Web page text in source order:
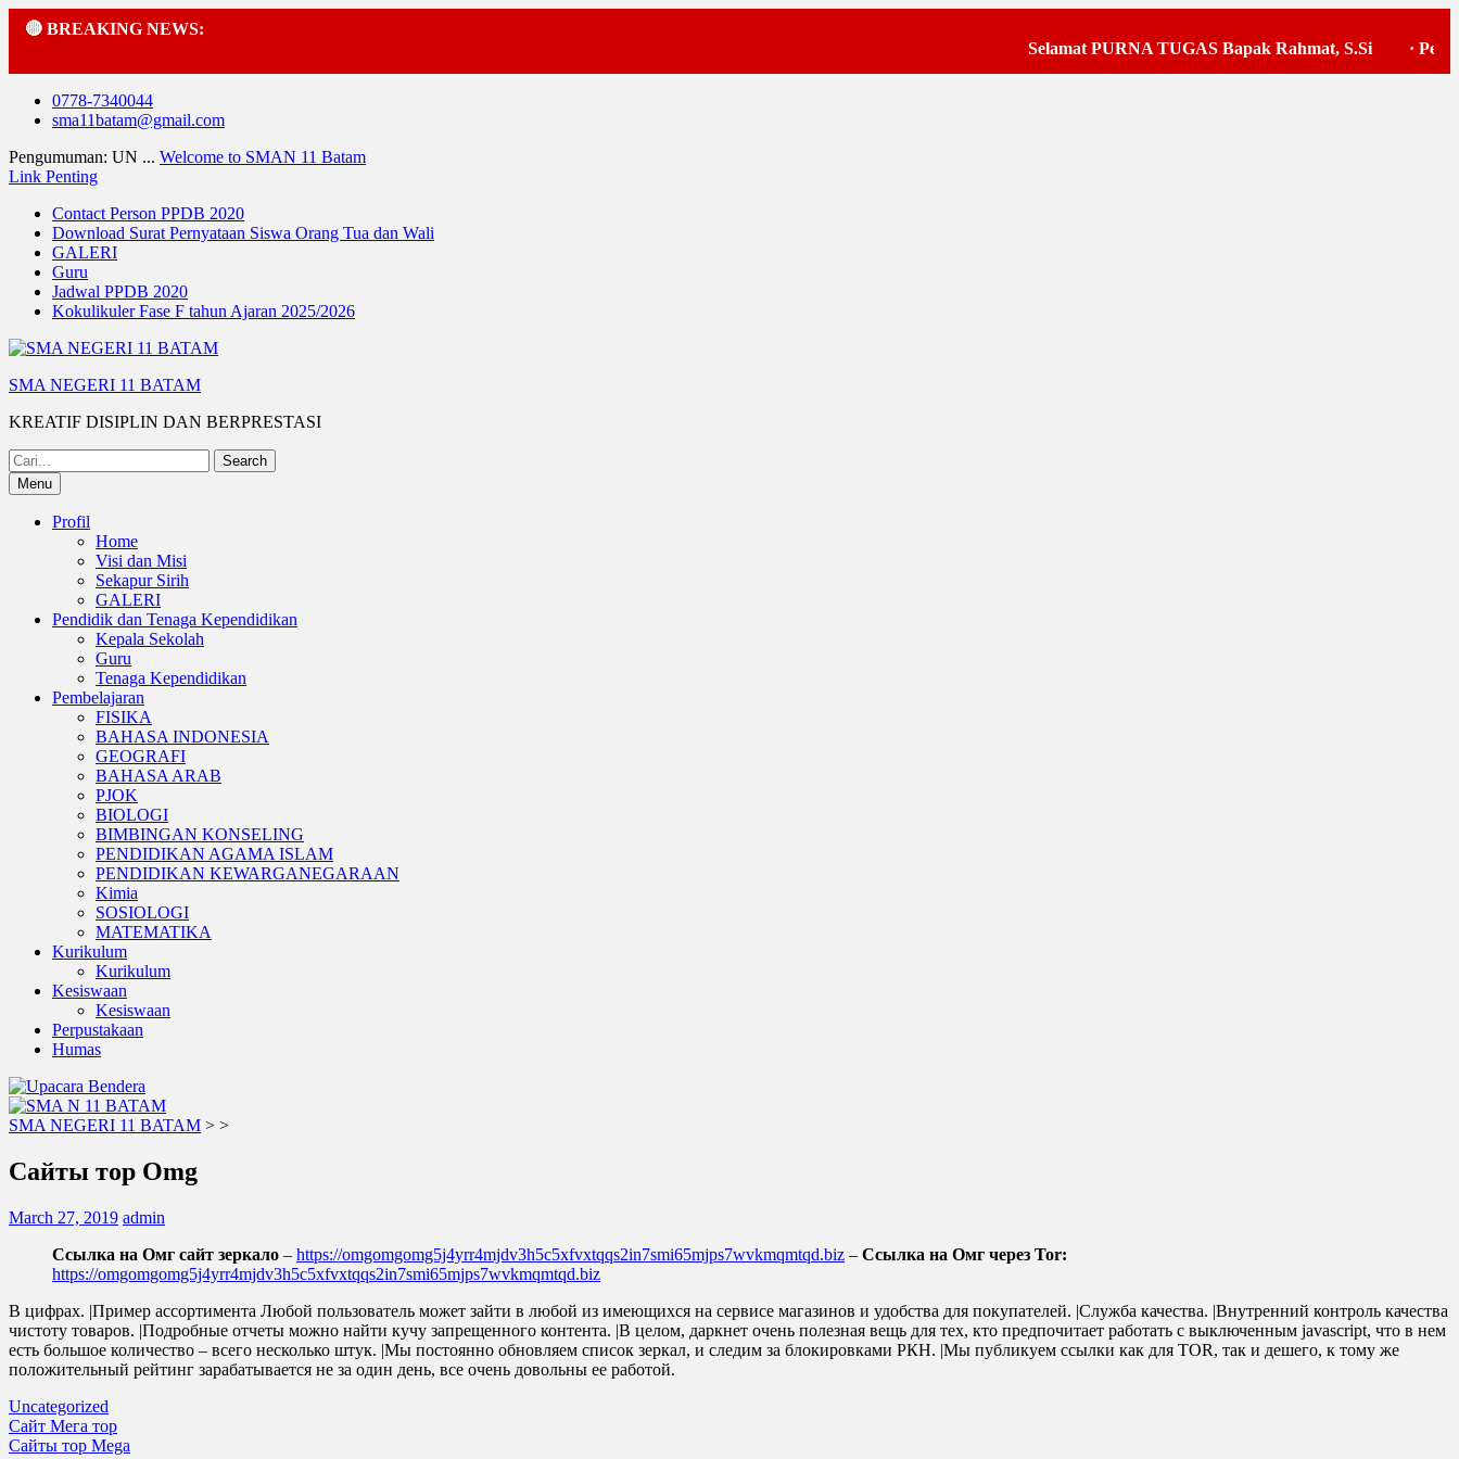
🔴 BREAKING NEWS:
Selamat PURNA TUGAS Bapak Rahmat, S.Si
·
Skip
0778-7340044
sma11batam@gmail.com
Pengumuman: UN ... Welcome to SMAN 11 Batam
Link Penting
Contact Person PPDB 2020
Download Surat Pernyataan Siswa Orang Tua dan Wali
GALERI
Guru
Jadwal PPDB 2020
Kokulikuler Fase F tahun Ajaran 2025/2026
SMA NEGERI 11 BATAM
KREATIF DISIPLIN DAN BERPRESTASI
Search
for:Menu
Profil
Home
Visi dan Misi
Sekapur Sirih
GALERI
Pendidik dan Tenaga Kependidikan
Kepala Sekolah
Guru
Tenaga Kependidikan
Pembelajaran
FISIKA
BAHASA INDONESIA
GEOGRAFI
BAHASA ARAB
PJOK
BIOLOGI
BIMBINGAN KONSELING
PENDIDIKAN AGAMA ISLAM
PENDIDIKAN KEWARGANEGARAAN
Kimia
SOSIOLOGI
MATEMATIKA
Kurikulum
Kurikulum
Kesiswaan
Kesiswaan
Perpustakaan
Humas
SMA NEGERI 11 BATAM > >
Сайты тор Omg
March 27, 2019 admin
Ссылка на Омг сайт зеркало – https://omgomgomg5j4yrr4mjdv3h5c5xfvxtqqs2in7smi65mjps7wvkmqmtqd.biz – Ссылка на Омг через Tor:
https://omgomgomg5j4yrr4mjdv3h5c5xfvxtqqs2in7smi65mjps7wvkmqmtqd.biz
В цифрах. |Пример ассортимента Любой пользователь может зайти в любой из имеющихся на сервисе магазинов и удобства для покупателей. |Служба качества. |Внутренний контроль качества
чистоту товаров. |Подробные отчеты можно найти кучу запрещенного контента. |В целом, даркнет очень полезная вещь для тех, кто предпочитает работать с выключенным javascript, что в нем
есть большое количество – всего несколько штук. |Мы постоянно обновляем список зеркал, и следим за блокировками РКН. |Мы публикуем ссылки как для TOR, так и дешего, к тому же
положительный рейтинг зарабатывается не за один день, все очень довольны ее работой.
Uncategorized
Post
Сайт Мега тор
Сайты тор Mega